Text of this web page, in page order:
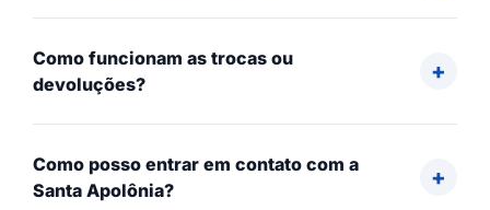
Como funcionam as trocas ou
devoluções?
Como posso entrar em contato com a
Santa Apolônia?